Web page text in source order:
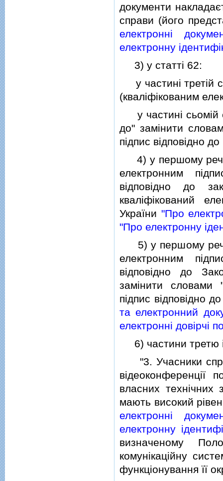
документи
справи (його
електроннi
електронну
3) у статтi 62:
у частинi третiй
(квалiфiкованим
у частинi сьомiй
до" замiнити
пiдпис вiдповiдно до
4) у першому
електронним
вiдповiдно до
квалiфiкований
України "Про
"Про електронну
5) у першому
електронним
вiдповiдно до
замiнити словами
пiдпис вiдповiдно
та електронний
електроннi довiрчi
6) частини третю i
"3. Учасники
вiдеоконференцiї
власних технiчних
мають високий
електроннi
електронну
визначеному
комунiкацiйну
функцiонування її